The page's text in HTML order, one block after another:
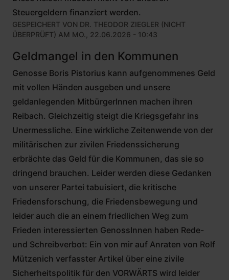
Steuergeldern finanziert werden.
GESPEICHERT VON DR. THEODOR ZIEGLER (NICHT
ÜBERPRÜFT) AM MO., 22.06.2026 - 10:43
Geldmangel in den Kommunen
Genosse Boris Pistorius kann aufgenommenes Geld
mit vollen Händen ausgeben und unsere
geldanlegenden MitbürgerInnen machen ihren
Reibach. Gleichzeitig steigt die Kriegsgefahr ins
Unermessliche. Eine wirkliche Zeitenwende von der
militärischen zur zivilen Friedenssicherung
erbrächte das Geld für die Kommunen, das sie so
dringend brauchen. Leider werden diese Gedanken
von unserer Partei tabuisiert, die kritische
Friedensforschung, die Friedensbewegung und
leider auch die an einem friedlichen Weg zum
Frieden interessierten GenossInnen haben Rede-
und Schreibverbot: Ein von mir auf Anraten von Rolf
Mützenich verfasster Artikel über eine zivile
Sicherheitspolitik für den VORWÄRTS wird leider